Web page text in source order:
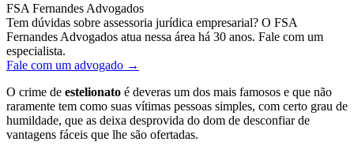
FSA Fernandes Advogados
Tem dúvidas sobre assessoria jurídica empresarial? O FSA
Fernandes Advogados atua nessa área há 30 anos. Fale com um
especialista.
Fale com um advogado →
O crime de estelionato é deveras um dos mais famosos e que não
raramente tem como suas vítimas pessoas simples, com certo grau de
humildade, que as deixa desprovida do dom de desconfiar de
vantagens fáceis que lhe são ofertadas.